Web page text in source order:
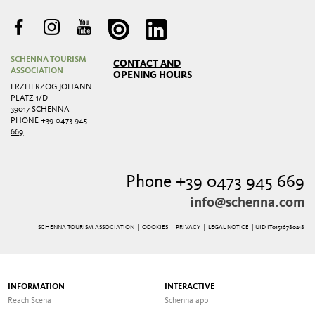
SCHENNA TOURISM
ASSOCIATION
ERZHERZOG JOHANN
PLATZ 1/D
39017 SCHENNA
PHONE+39 0473 945
669
CONTACT AND
OPENING HOURS
Phone +39 0473 945 669
info@schenna.com
SCHENNA TOURISM ASSOCIATION | COOKIES| PRIVACY| LEGAL NOTICE | UID IT01516780218
INFORMATION
Reach Scena
INTERACTIVE
Schenna app